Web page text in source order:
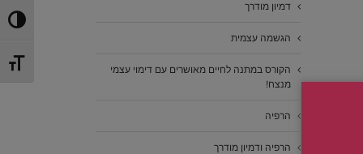
מתג
דמיון מודרך
הגשמה עצמית
הקורס במתנה לחיים מאושרים עם דימוי עצמי
מנצח!
הרפיה
הרפיה ודמיון מודרך